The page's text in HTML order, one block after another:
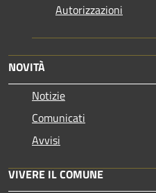
Autorizzazioni
NOVITÀ
Notizie
Comunicati
Avvisi
VIVERE IL COMUNE